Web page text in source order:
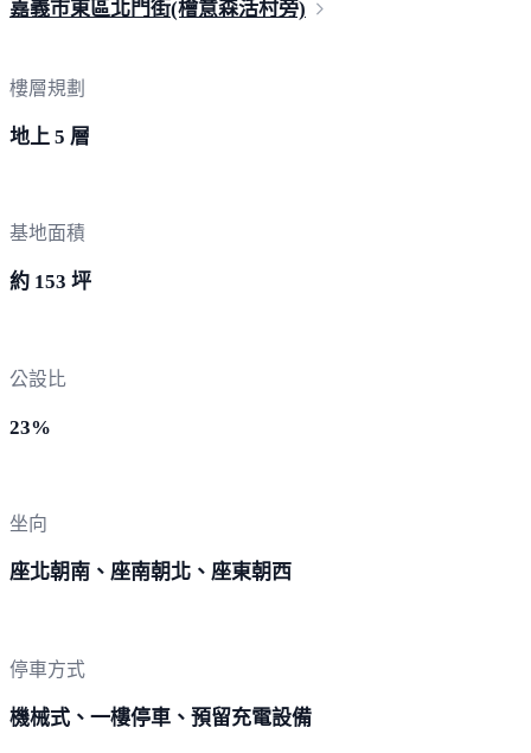
嘉義市東區北門街(檜意森活村旁)
樓層規劃
地上 5 層
基地面積
約 153 坪
公設比
23%
坐向
座北朝南、座南朝北、座東朝西
停車方式
機械式、一樓停車、預留充電設備